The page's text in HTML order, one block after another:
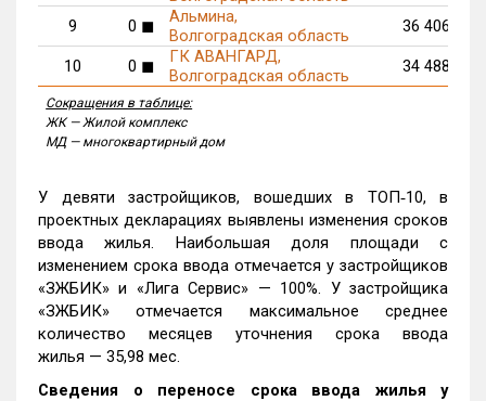
9 0 ◼
Альмина,
Волгоградская область
36 406
10 0 ◼
ГК АВАНГАРД,
Волгоградская область
34 488
Сокращения в таблице:
ЖК — Жилой комплекс
МД — многоквартирный дом
У девяти застройщиков, вошедших в ТОП‑10, в
проектных декларациях выявлены изменения сроков
ввода жилья. Наибольшая доля площади с
изменением срока ввода отмечается у застройщиков
«ЗЖБИК» и «Лига Сервис» — 100%. У застройщика
«ЗЖБИК» отмечается максимальное среднее
количество месяцев уточнения срока ввода
жилья — 35,98 мес.
Сведения о переносе срока ввода жилья у